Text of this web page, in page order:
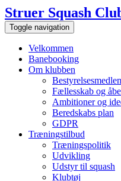
Skip
to
content
Struer Squash
Toggle navigation
Velkommen
Banebooking
Om klubben
Fællesskab og
Ambitioner og
Beredskabs plan
GDPR
Træningstilbud
Træningspolitik
Udvikling
Udstyr til squash
Klubtøj